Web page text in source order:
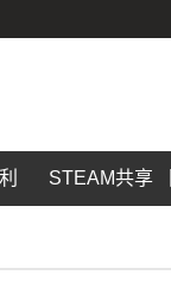
STEAM共享